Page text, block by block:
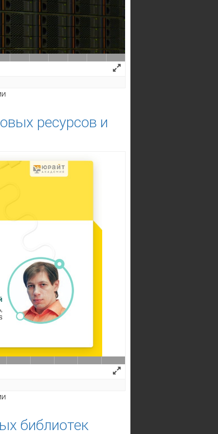
ресурсов и
библиотек